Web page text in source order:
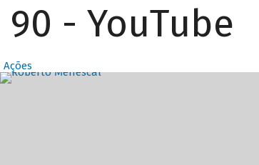
90 - YouTube
Ações
Destaques